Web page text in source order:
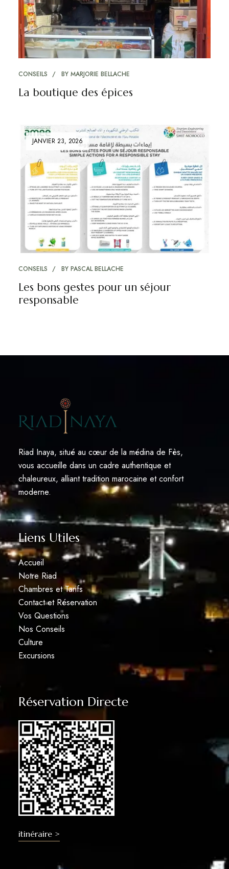
CONSEILS BY MARJORIE BELLACHE
La boutique des épices
JANVIER 23, 2026
CONSEILS BY PASCAL BELLACHE
Les bons gestes pour un séjour
responsable
Riad Inaya, situé au cœur de la médina de Fès,
vous accueille dans un cadre authentique et
chaleureux, alliant tradition marocaine et confort
moderne.
Liens Utiles
Accueil
Notre Riad
Chambres et Tarifs
Contact et Réservation
Vos Questions
Nos Conseils
Culture
Excursions
Réservation Directe
itinéraire >